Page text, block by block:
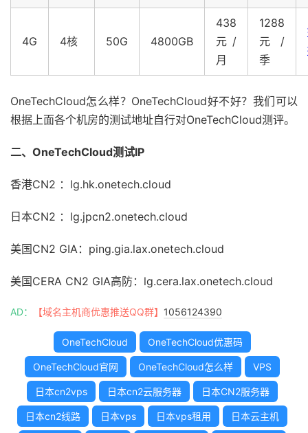
4G 4核 50G 4800GB
438
元/
月
1288
元/
季
OneTechCloud怎么样？OneTechCloud好不好？我们可以
根据上面各个机房的测试地址自行对OneTechCloud测评。
二、OneTechCloud测试IP
香港CN2 ：lg.hk.onetech.cloud
日本CN2 ：lg.jpcn2.onetech.cloud
美国CN2 GIA：ping.gia.lax.onetech.cloud
美国CERA CN2 GIA高防：lg.cera.lax.onetech.cloud
AD： 【域名主机商优惠推送QQ群】 1056124390
OneTechCloud OneTechCloud优惠码
OneTechCloud官网 OneTechCloud怎么样 VPS
日本cn2vps 日本cn2云服务器 日本CN2服务器
日本cn2线路 日本vps 日本vps租用 日本云主机